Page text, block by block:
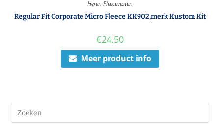
Heren Fleecevesten
Regular Fit Corporate Micro Fleece KK902,merk Kustom Kit
€24.50
Meer product info